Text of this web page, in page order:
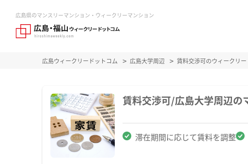
広島県のマンスリーマンション・ウィークリーマンション
広島ウィークリードットコム 広島大学周辺 賃料交渉可のウィークリ
賃料交渉可/広島大学周辺の
滞在期間に応じて賃料を調整